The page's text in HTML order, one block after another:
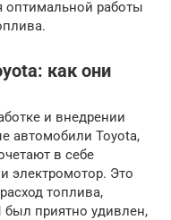
оптимальной работы
как они
и внедрении
автомобили Toyota,
в себе
электромотор. Это
топлива,
приятно удивлен,